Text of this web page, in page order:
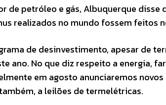
de petróleo e gás, Albuquerque disse
realizados no mundo fossem feitos
de desinvestimento, apesar de
ano. No que diz respeito a energia,
em agosto anunciaremos
a leilões de termelétricas.